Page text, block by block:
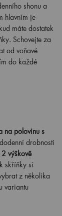
shonu a
hlavním je
máte dostatek
Schovejte za
od voňavé
do každé
na polovinu s
drobnosti
2 výškově
skříňky si
z několika
variantu